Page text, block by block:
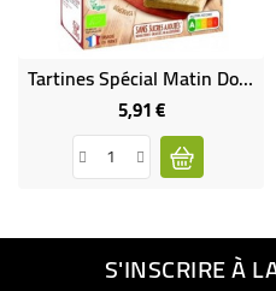
Tartines Spécial Matin Douceur Châtaigne
5,91 €Prix
S'INSCRIRE À